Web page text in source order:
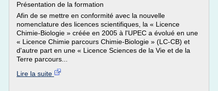
Présentation de la formation
Afin de se mettre en conformité avec la nouvelle
nomenclature des licences scientifiques, la « Licence
Chimie-Biologie » créée en 2005 à l'UPEC a évolué en une
« Licence Chimie parcours Chimie-Biologie » (LC-CB) et
d'autre part en une « Licence Sciences de la Vie et de la
Terre parcours...
Lire la suite